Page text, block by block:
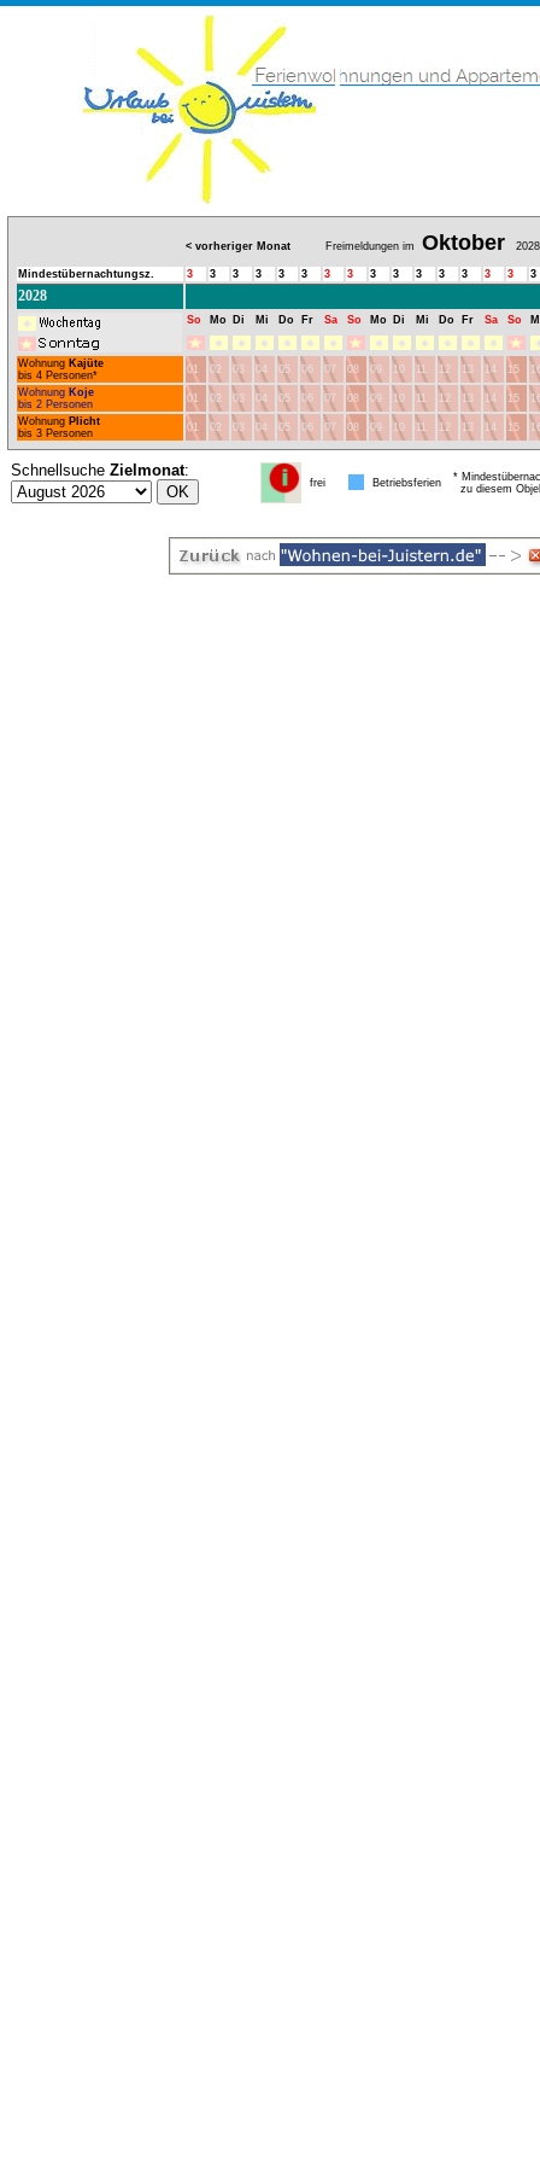
< vorheriger Monat Freimeldungen im Oktober 2028
Mindestübernachtungsz. 3 3 3 3 3 3 3 3 3 3 3 3 3 3 3 3
2028
So Mo Di Mi Do Fr Sa So Mo Di Mi Do Fr Sa So
Wohnung Kajüte
bis 4 Personen*
01 02 03 04 05 06 07 08 09 10 11 12 13 14 15
Wohnung Koje
bis 2 Personen
01 02 03 04 05 06 07 08 09 10 11 12 13 14 15
Wohnung Plicht
bis 3 Personen
01 02 03 04 05 06 07 08 09 10 11 12 13 14 15
Schnellsuche Zielmonat:
frei Betriebsferien
*
zu diesem